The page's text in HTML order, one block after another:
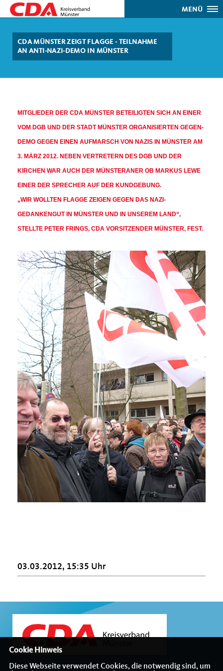
MENÜ
CDA MÜNSTER ZEIGT FLAGGE - TEILNAHME
AN ANTI-NAZI-DEMO IN MÜNSTER
MITGLIEDER DER CDA MÜNSTER BETEILIGTEN SICH AN EINER
VOM DGB UND DER STADT MÜNSTER ORGANISIERTEN GEGEN-
DEMO GEGEN EINEN AUFMARSCH VON NAZIS IN MÜNSTER AM
3. MÄRZ 2012. NEBEN VERTRETERN DES DGB UND DER
KIRCHEN WAR AUCH DER MÜNSTERANER OB MARKUS LEWE
EINER DER SPRECHER AUF DER KUNDGEBUNG.
WIR WOLLTEN FLAGGE ZEIGEN GEGEN DAS NAZI-
GEDANKENGUT IN MÜNSTER UND IN UNSEREM LAND“,
STELLTE PETER FRINGS, CDA VORSITZENDER MÜNSTER, FEST.
03.03.2012, 15:35 Uhr
Cookie Hinweis
Diese Webseite verwendet Cookies, die notwendig sind, um